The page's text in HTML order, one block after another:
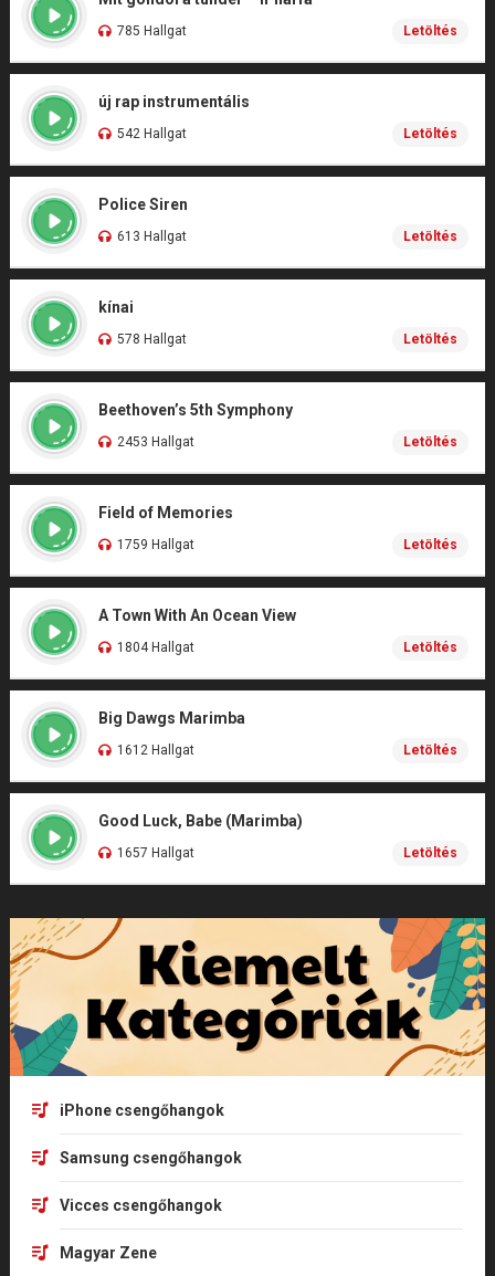
785 Hallgat Letöltés
új rap instrumentális
542 Hallgat Letöltés
Police Siren
613 Hallgat Letöltés
kínai
578 Hallgat Letöltés
Beethoven’s 5th Symphony
2453 Hallgat Letöltés
Field of Memories
1759 Hallgat Letöltés
A Town With An Ocean View
1804 Hallgat Letöltés
Big Dawgs Marimba
1612 Hallgat Letöltés
Good Luck, Babe (Marimba)
1657 Hallgat Letöltés
iPhone csengőhangok
Samsung csengőhangok
Vicces csengőhangok
Magyar Zene